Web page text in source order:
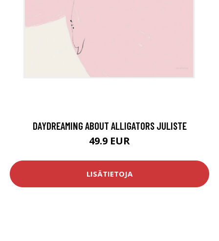
DAYDREAMING ABOUT ALLIGATORS JULISTE
49.9 EUR
LISÄTIETOJA